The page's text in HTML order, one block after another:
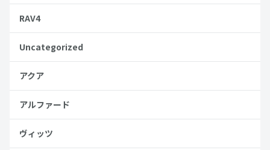
RAV4
Uncategorized
アクア
アルファード
ヴィッツ